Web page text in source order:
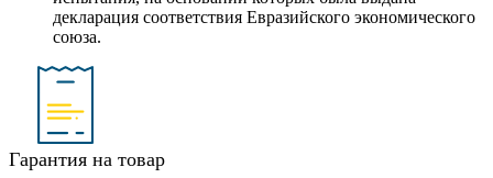
декларация соответствия Евразийского экономического
союза.
Гарантия на товар